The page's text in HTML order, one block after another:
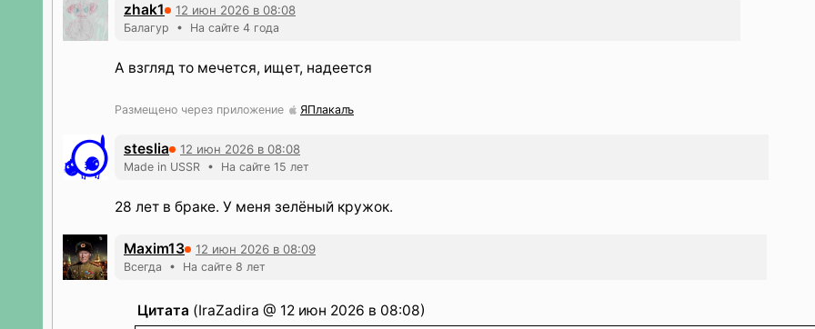
zhak1 12 июн 2026 в 08:08
Балагур • На сайте 4 года
А взгляд то мечется, ищет, надеется
Размещено через приложение ЯПлакалъ
steslia 12 июн 2026 в 08:08
Made in USSR • На сайте 15 лет
28 лет в браке. У меня зелёный кружок.
Maxim13 12 июн 2026 в 08:09
Всегда • На сайте 8 лет
Цитата (IraZadira @ 12 июн 2026 в 08:08)